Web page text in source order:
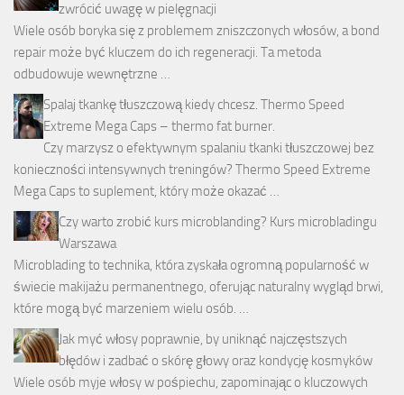
zwrócić uwagę w pielęgnacji
Wiele osób boryka się z problemem zniszczonych włosów, a bond
repair może być kluczem do ich regeneracji. Ta metoda
odbudowuje wewnętrzne …
Spalaj tkankę tłuszczową kiedy chcesz. Thermo Speed
Extreme Mega Caps – thermo fat burner.
Czy marzysz o efektywnym spalaniu tkanki tłuszczowej bez
konieczności intensywnych treningów? Thermo Speed Extreme
Mega Caps to suplement, który może okazać …
Czy warto zrobić kurs microblanding? Kurs microbladingu
Warszawa
Microblading to technika, która zyskała ogromną popularność w
świecie makijażu permanentnego, oferując naturalny wygląd brwi,
które mogą być marzeniem wielu osób. …
Jak myć włosy poprawnie, by uniknąć najczęstszych
błędów i zadbać o skórę głowy oraz kondycję kosmyków
Wiele osób myje włosy w pośpiechu, zapominając o kluczowych